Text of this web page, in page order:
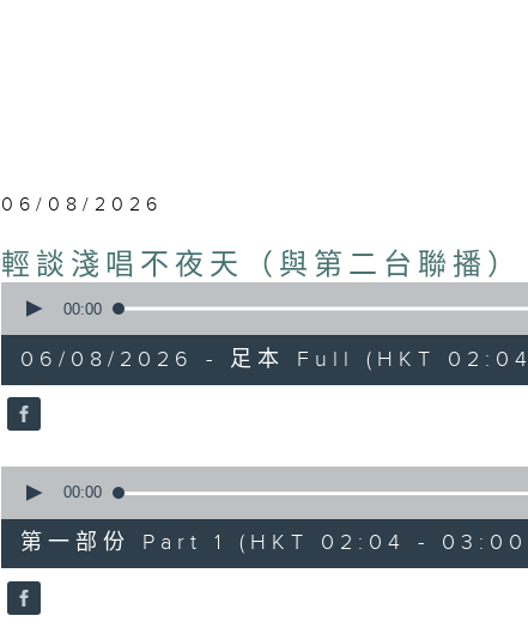
06/08/2026
輕談淺唱不夜天（與第二台聯播）
seconds
hours,
43
minutes,
59
90%
00:00
06/08/2026 - 足本 Full (HKT
seconds
56
minutes,
0
seconds
90%
00:00
第一部份 Part 1 (HKT 02:04 -